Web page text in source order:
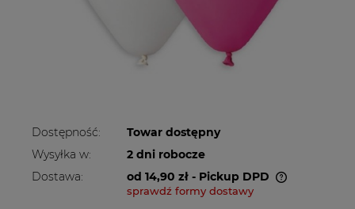
Dostępność:
Towar dostępny
Wysyłka w:
2 dni robocze
Dostawa:
od 14,90 zł - Pickup DPD
Cena nie zawiera ewentualnych kosztów
sprawdź formy dostawy